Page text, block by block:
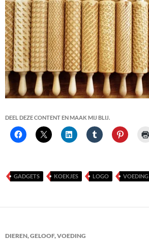
DEEL DEZE CONTENT EN MAAK MIJ BLIJ.
GADGETS KOEKJES LOGO VOEDING
DIEREN,GELOOF,VOEDING